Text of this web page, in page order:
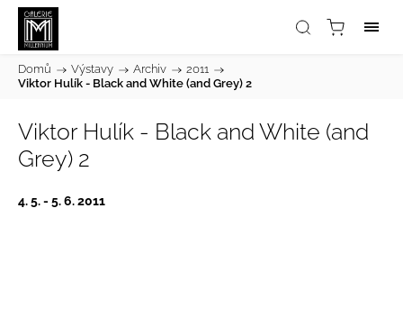
Domů / Výstavy / Archiv / 2011 /
Viktor Hulík - Black and White (and Grey) 2
Viktor Hulík - Black and White (and
Grey) 2
4. 5. - 5. 6. 2011